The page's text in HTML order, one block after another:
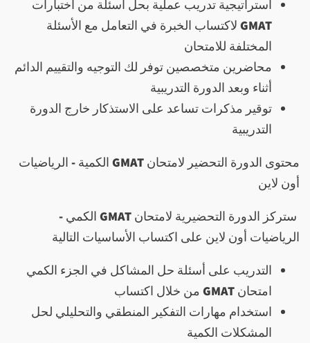
استراتيجية تدريب عملية بحل أسئلة من اختبارات
GMAT لاكتساب الخبرة في التعامل مع الأسئلة
المختلفة للامتحان
محاضرين متخصصين توفر لك التوجيه والتقييم الدائم
أثناء وبعد الدورة التدريبية
توقير مذكرات تساعد على الاستذكار خارج الدورة
التدريبية
محتوى الدورة التحضير لامتحان GMAT الكمية - الرياضيات
أون لاين
ستركز الدورة التحضيرية لامتحان GMAT الكمي -
الرياضيات أون لاين على اكتساب الأساسيات التالية
التدريب على أسئلة حل المشاكل في الجزء الكمي
امتحان GMAT من خلال اكتساب
استخدام مهارات التفكير المنطقي والتحليلي لحل
المشكلات الكمية